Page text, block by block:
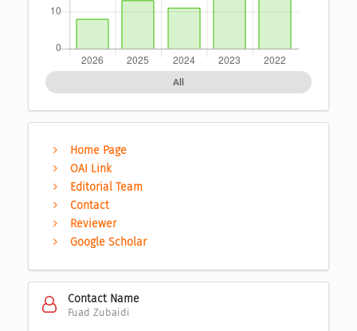
All
Home Page
OAI Link
Editorial Team
Contact
Reviewer
Google Scholar
Contact Name
Fuad Zubaidi